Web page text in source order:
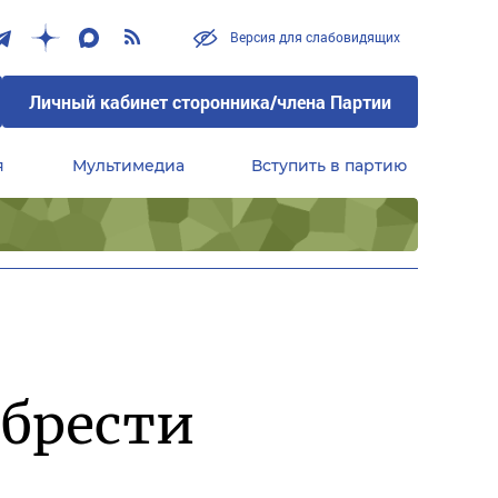
Версия для слабовидящих
Личный кабинет сторонника/члена Партии
Мультимедиа Вступить в партию